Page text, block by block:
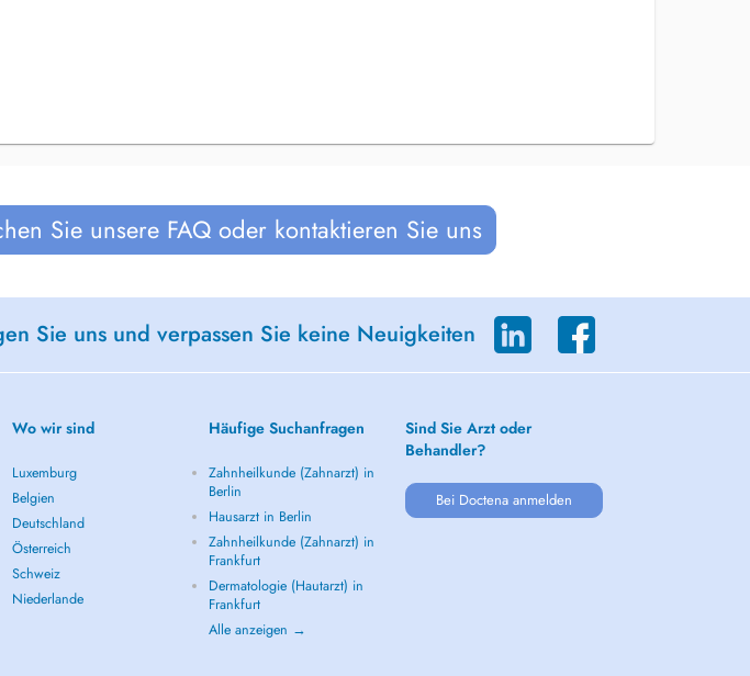
Sie unsere FAQ oder kontaktieren Sie uns
Sie uns und verpassen Sie keine Neuigkeiten
Wo wir sind
Luxemburg
Belgien
Deutschland
Österreich
Schweiz
Niederlande
Häufige Suchanfragen
Zahnheilkunde (Zahnarzt) in
Berlin
Hausarzt in Berlin
Zahnheilkunde (Zahnarzt) in
Frankfurt
Dermatologie (Hautarzt) in
Frankfurt
Alle anzeigen →
Sind Sie Arzt oder
Behandler?
Bei Doctena anmelden